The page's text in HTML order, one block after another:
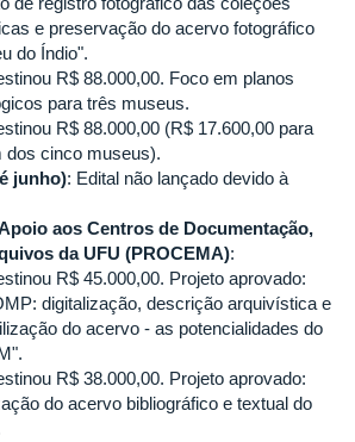
e preservação do acervo fotográfico
do Índio".
R$ 88.000,00. Foco em planos
para três museus.
R$ 88.000,00 (R$ 17.600,00 para
dos cinco museus).
junho): Edital não lançado devido à
aos Centros de Documentação,
da UFU (PROCEMA):
R$ 45.000,00. Projeto aprovado:
digitalização, descrição arquivística e
do acervo - as potencialidades do
R$ 38.000,00. Projeto aprovado:
do acervo bibliográfico e textual do